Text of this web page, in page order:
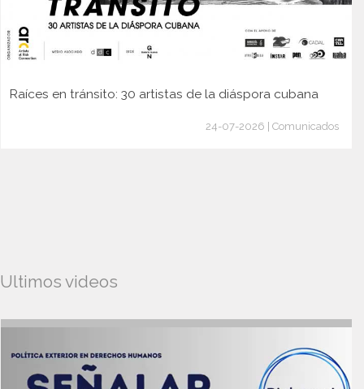
Raíces en tránsito: 30 artistas de la diáspora cubana
24-07-2026 | Comunicados
Ultimos videos